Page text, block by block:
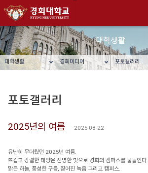
대학생활
대학생활 경희미디어 포토갤러리
확대
축소
프린트
주소복사
포토갤러리
2025년의 여름 2025-08-22
유난히 무더웠던 2025년 여름.
뜨겁고 강렬한 태양은 선명한 빛으로 경희의 캠퍼스를 물들인다.
맑은 하늘, 풍성한 구름, 짙어진 녹음 그리고 캠퍼스.